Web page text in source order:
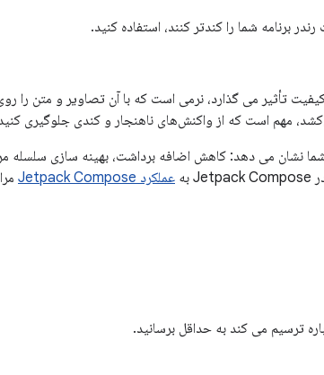
برنامه شما را کندتر کنند، استفاده کنید.
کیفیت تأثیر می گذارد، نرمی است که با آن تصاویر و متن را
مهم است که از واکنش‌های ناهنجار و کندی جلوگیری
نشان می دهد: کاهش اضافه برداشت، بهینه سازی سلسله
عملکرد Jetpack Compose
ترسیم می کند به حداقل برسانید.